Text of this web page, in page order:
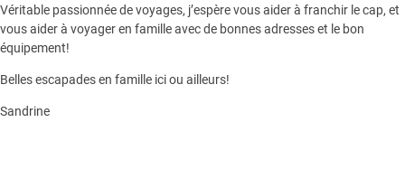
Véritable passionnée de voyages, j’espère vous aider à franchir le cap, et
vous aider à voyager en famille avec de bonnes adresses et le bon
équipement!
Belles escapades en famille ici ou ailleurs!
Sandrine